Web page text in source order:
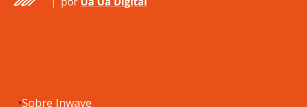
Sobre Inwave